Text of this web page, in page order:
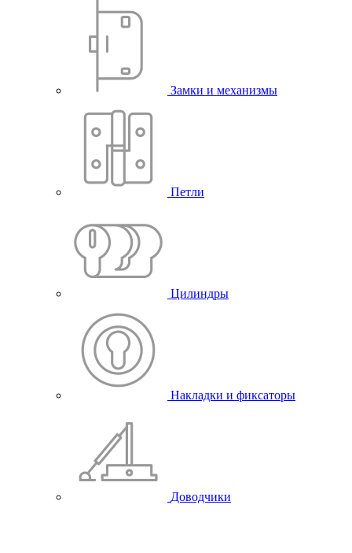
Замки и механизмы
Петли
Цилиндры
Накладки и фиксаторы
Доводчики